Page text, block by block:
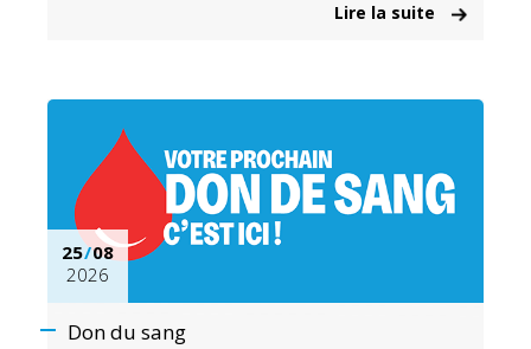
Lire la suite
25/08
2026
Don du sang